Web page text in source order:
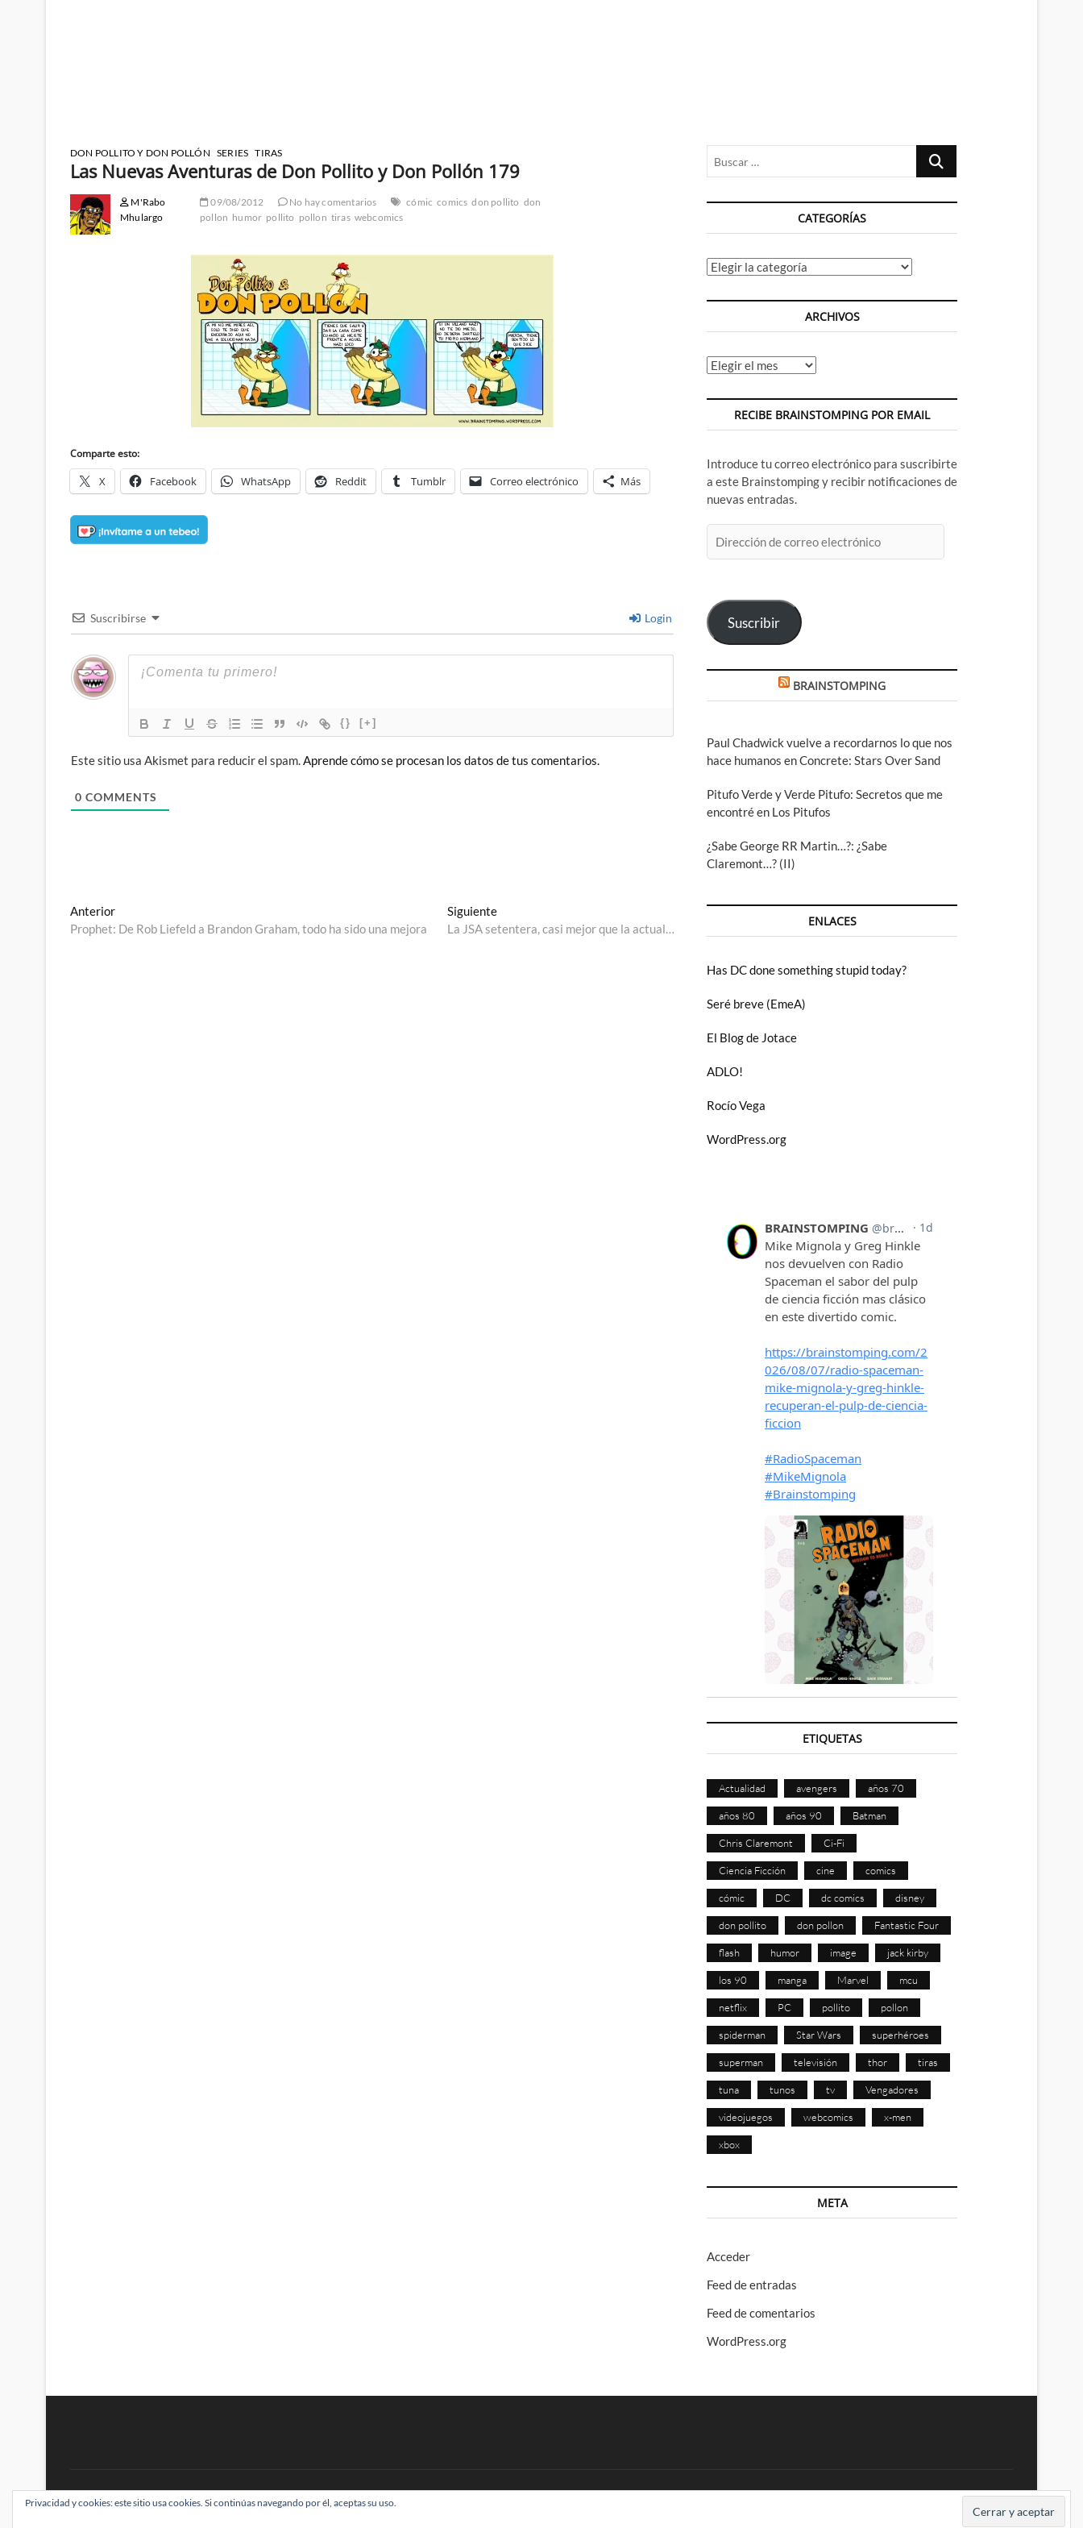
DON POLLITO Y DON POLLÓN SERIES TIRAS
Las Nuevas Aventuras de Don Pollito y Don Pollón 179
M'Rabo
Mhulargo
09/08/2012 No hay comentarios cómic comics don pollito don
pollon humor pollito pollon tiras webcomics
Comparte esto:
X Facebook WhatsApp Reddit Tumblr Correo electrónico Más
Suscribirse Login
{} [+]
Este sitio usa Akismet para reducir el spam.Aprende cómo se procesan los datos de tus comentarios.
0 COMMENTS
Navegación
de
AnteriorEntrada
anterior:
Prophet: De Rob Liefeld a Brandon Graham, todo ha sido una mejora
SiguienteEntrada
siguiente:
La JSA setentera, casi mejor que la actual…
Buscar
CATEGORÍAS
Categorías
ARCHIVOS
Archivos
RECIBE BRAINSTOMPING POR EMAIL
Introduce tu correo electrónico para suscribirte
a este Brainstomping y recibir notificaciones de
nuevas entradas.
de
Suscribir
BRAINSTOMPING
Paul Chadwick vuelve a recordarnos lo que nos
hace humanos en Concrete: Stars Over Sand
Pitufo Verde y Verde Pitufo: Secretos que me
encontré en Los Pitufos
¿Sabe George RR Martin…?: ¿Sabe
Claremont…? (II)
ENLACES
Has DC done something stupid today?
Seré breve (EmeA)
El Blog de Jotace
ADLO!
Rocío Vega
WordPress.org
ETIQUETAS
Actualidad avengers años 70
años 80 años 90 Batman
Chris Claremont Ci-Fi
Ciencia Ficción cine comics
cómic DC dc comics disney
don pollito don pollon Fantastic Four
flash humor image jack kirby
los 90 manga Marvel mcu
netflix PC pollito pollon
spiderman Star Wars superhéroes
superman televisión thor tiras
tuna tunos tv Vengadores
videojuegos webcomics x-men
xbox
META
Acceder
Feed de entradas
Feed de comentarios
WordPress.org
BRAINSTOMPING| Diseñado por:Theme Freesia|WordPress| © Todos los derechos reservados
Privacidad y cookies: este sitio usa cookies. Si continúas navegando por él, aceptas su uso.